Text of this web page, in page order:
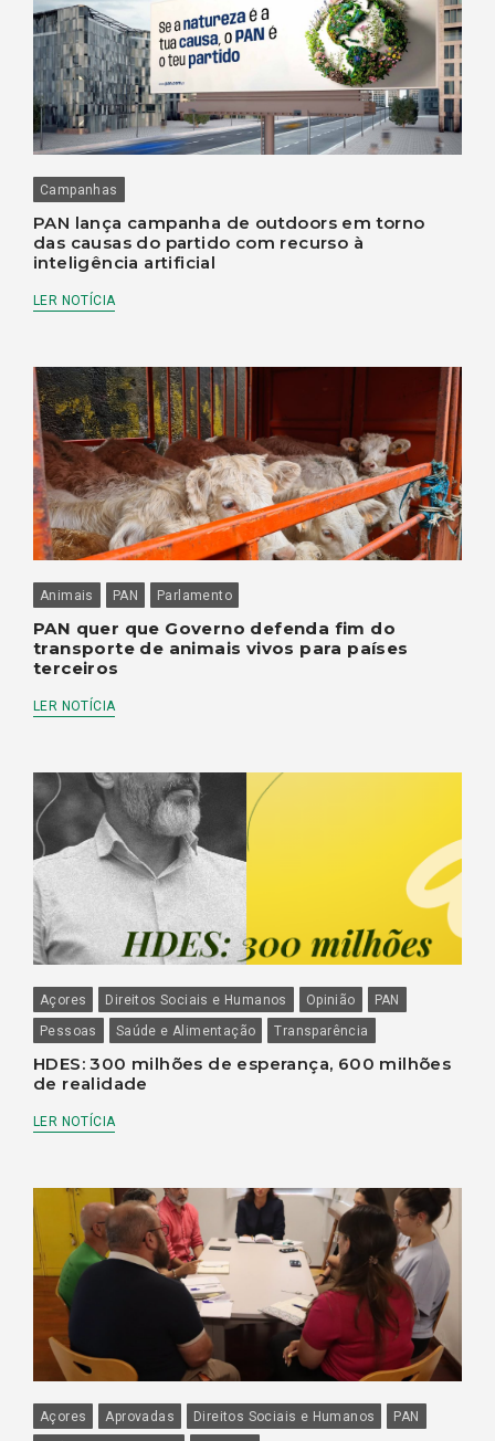
Campanhas
PAN lança campanha de outdoors em torno
das causas do partido com recurso à
inteligência artificial
LER NOTÍCIA
Animais PAN Parlamento
PAN quer que Governo defenda fim do
transporte de animais vivos para países
terceiros
LER NOTÍCIA
Açores Direitos Sociais e Humanos Opinião
PAN
Pessoas
Saúde e Alimentação Transparência
HDES: 300 milhões de esperança, 600 milhões
de realidade
LER NOTÍCIA
Açores Aprovadas Direitos Sociais e Humanos
PAN